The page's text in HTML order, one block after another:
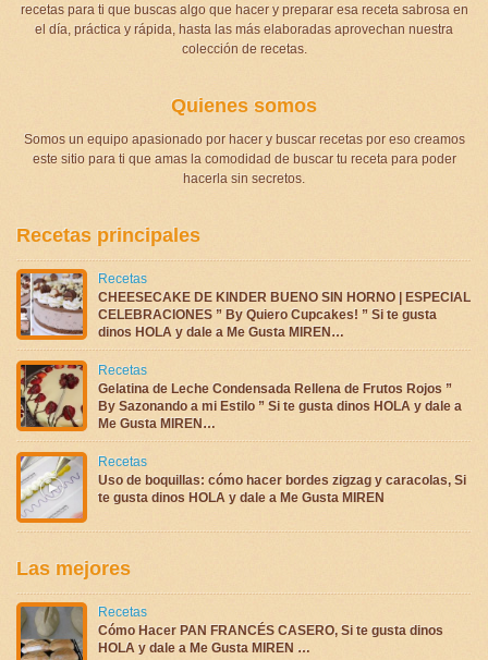
recetas para ti que buscas algo que hacer y preparar esa receta sabrosa en
el día, práctica y rápida, hasta las más elaboradas aprovechan nuestra
colección de recetas.
Quienes somos
Somos un equipo apasionado por hacer y buscar recetas por eso creamos
este sitio para ti que amas la comodidad de buscar tu receta para poder
hacerla sin secretos.
Recetas principales
Recetas
CHEESECAKE DE KINDER BUENO SIN HORNO | ESPECIAL
CELEBRACIONES ” By Quiero Cupcakes! ” Si te gusta
dinos HOLA y dale a Me Gusta MIREN…
Recetas
Gelatina de Leche Condensada Rellena de Frutos Rojos ”
By Sazonando a mi Estilo ” Si te gusta dinos HOLA y dale a
Me Gusta MIREN…
Recetas
Uso de boquillas: cómo hacer bordes zigzag y caracolas, Si
te gusta dinos HOLA y dale a Me Gusta MIREN
Las mejores
Recetas
Cómo Hacer PAN FRANCÉS CASERO, Si te gusta dinos
HOLA y dale a Me Gusta MIREN …